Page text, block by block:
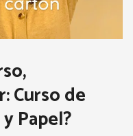
Curso de
Papel?